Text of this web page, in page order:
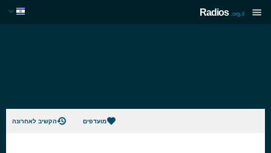
Radios .org.il
מועדפים הקשיב לאחרונה